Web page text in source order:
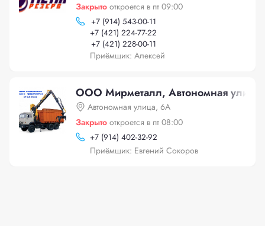
Закрыто откроется в пт 09:00
+7 (914) 543-00-11
+7 (421) 224-77-22
+7 (421) 228-00-11
Приёмщик: Алексей
ООО Мирметалл, Автономная
Автономная улица, 6А
Закрыто откроется в пт 08:00
+7 (914) 402-32-92
Приёмщик: Евгений Сокоров